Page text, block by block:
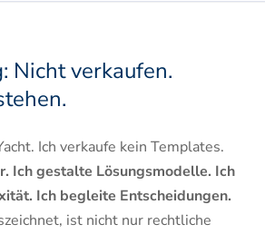
Nicht verkaufen.
Ich verkaufe kein Templates.
Ich gestalte Lösungsmodelle. Ich
Ich begleite Entscheidungen.
ist nicht nur rechtliche